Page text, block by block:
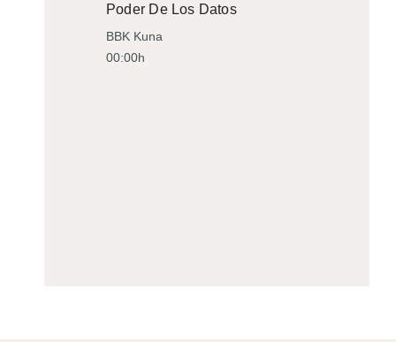
Poder De Los Datos
BBK Kuna
00:00h